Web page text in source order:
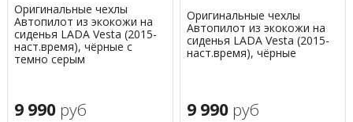
Оригинальные чехлы
Автопилот из экокожи на
сиденья LADA Vesta (2015-
наст.время), чёрные с
темно серым
9 990 руб
Оригинальные чехлы
Автопилот из экокожи на
сиденья LADA Vesta (2015-
наст.время), чёрные
9 990 руб